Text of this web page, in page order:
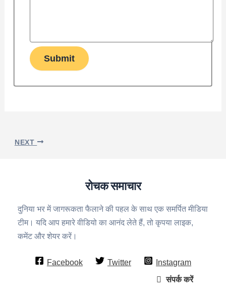
Submit
NEXT
रोचक समाचार
दुनिया भर में जागरूकता फैलाने की पहल के साथ एक समर्पित मीडिया
टीम। यदि आप हमारे वीडियो का आनंद लेते हैं, तो कृपया लाइक,
कमेंट और शेयर करें।
Facebook Twitter
Instagram
संपर्क करें